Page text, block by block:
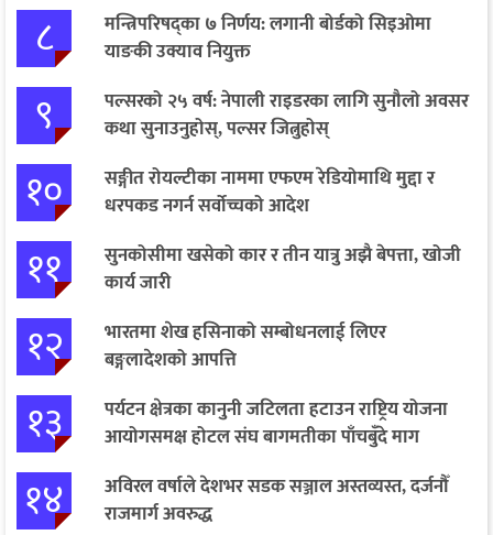
८
मन्त्रिपरिषद्का ७ निर्णय: लगानी बोर्डको सिइओमा
याङकी उक्याव नियुक्त
९
पल्सरको २५ वर्ष: नेपाली राइडरका लागि सुनौलो अवसर
कथा सुनाउनुहोस्, पल्सर जित्नुहोस्
१०
सङ्गीत रोयल्टीका नाममा एफएम रेडियोमाथि मुद्दा र
धरपकड नगर्न सर्वोच्चको आदेश
११
सुनकोसीमा खसेको कार र तीन यात्रु अझै बेपत्ता, खोजी
कार्य जारी
१२
भारतमा शेख हसिनाको सम्बोधनलाई लिएर
बङ्गलादेशको आपत्ति
१३
पर्यटन क्षेत्रका कानुनी जटिलता हटाउन राष्ट्रिय योजना
आयोगसमक्ष होटल संघ बागमतीका पाँचबुँदे माग
१४
अविरल वर्षाले देशभर सडक सञ्जाल अस्तव्यस्त, दर्जनौँ
राजमार्ग अवरुद्ध